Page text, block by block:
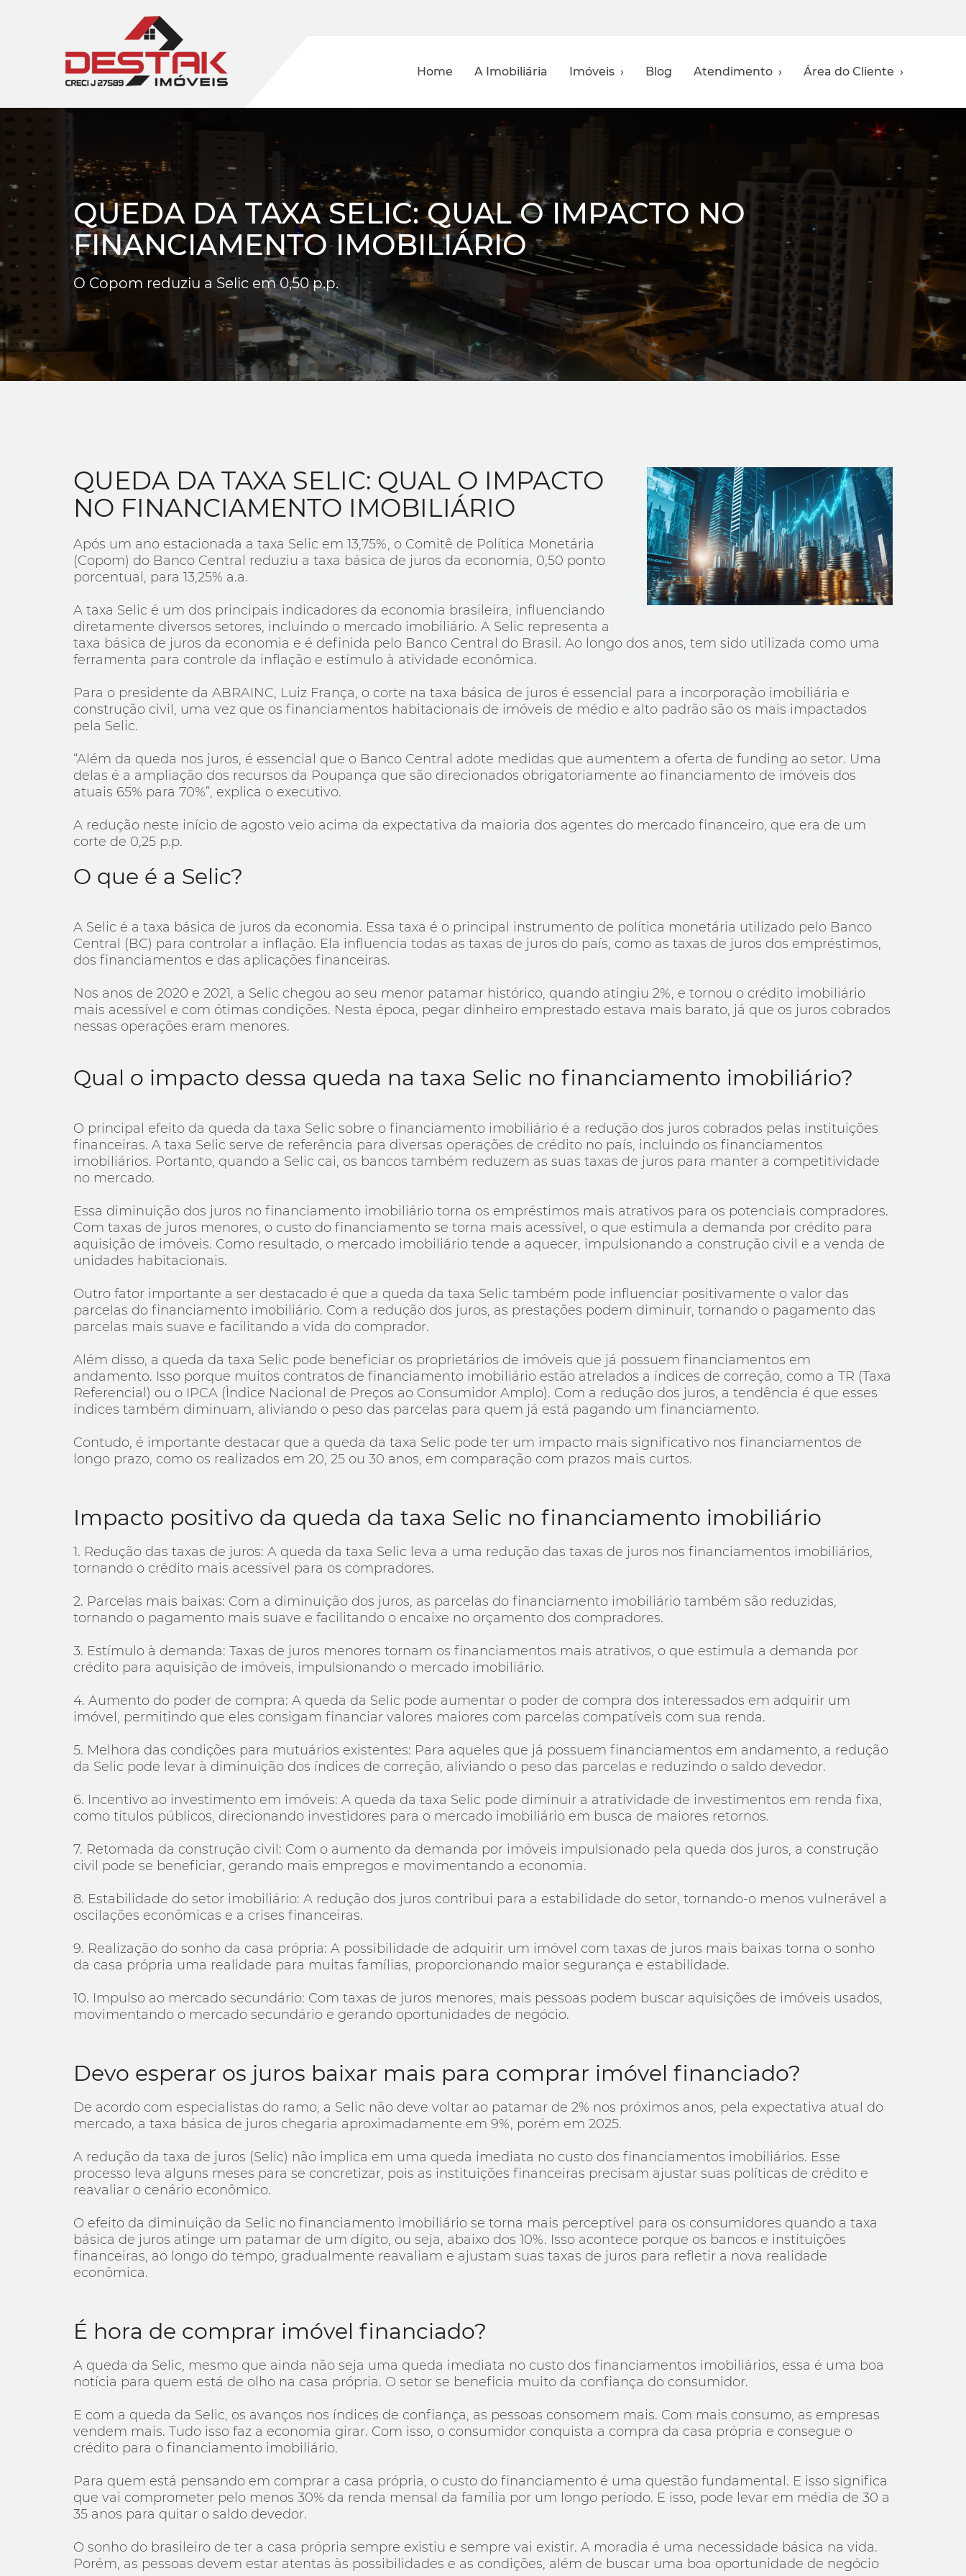
Home A Imobiliária Imóveis › Blog Atendimento › Área do Cliente ›
QUEDA DA TAXA SELIC: QUAL O IMPACTO NO
FINANCIAMENTO IMOBILIÁRIO
O Copom reduziu a Selic em 0,50 p.p.
QUEDA DA TAXA SELIC: QUAL O IMPACTO
NO FINANCIAMENTO IMOBILIÁRIO
Após um ano estacionada a taxa Selic em 13,75%, o Comitê de Política Monetária
(Copom) do Banco Central reduziu a taxa básica de juros da economia, 0,50 ponto
porcentual, para 13,25% a.a.
A taxa Selic é um dos principais indicadores da economia brasileira, influenciando
diretamente diversos setores, incluindo o mercado imobiliário. A Selic representa a
taxa básica de juros da economia e é definida pelo Banco Central do Brasil. Ao longo dos anos, tem sido utilizada como uma
ferramenta para controle da inflação e estímulo à atividade econômica.
Para o presidente da ABRAINC, Luiz França, o corte na taxa básica de juros é essencial para a incorporação imobiliária e
construção civil, uma vez que os financiamentos habitacionais de imóveis de médio e alto padrão são os mais impactados
pela Selic.
“Além da queda nos juros, é essencial que o Banco Central adote medidas que aumentem a oferta de funding ao setor. Uma
delas é a ampliação dos recursos da Poupança que são direcionados obrigatoriamente ao financiamento de imóveis dos
atuais 65% para 70%”, explica o executivo.
A redução neste início de agosto veio acima da expectativa da maioria dos agentes do mercado financeiro, que era de um
corte de 0,25 p.p.
O que é a Selic?
A Selic é a taxa básica de juros da economia. Essa taxa é o principal instrumento de política monetária utilizado pelo Banco
Central (BC) para controlar a inflação. Ela influencia todas as taxas de juros do país, como as taxas de juros dos empréstimos,
dos financiamentos e das aplicações financeiras.
Nos anos de 2020 e 2021, a Selic chegou ao seu menor patamar histórico, quando atingiu 2%, e tornou o crédito imobiliário
mais acessível e com ótimas condições. Nesta época, pegar dinheiro emprestado estava mais barato, já que os juros cobrados
nessas operações eram menores.
Qual o impacto dessa queda na taxa Selic no financiamento imobiliário?
O principal efeito da queda da taxa Selic sobre o financiamento imobiliário é a redução dos juros cobrados pelas instituições
financeiras. A taxa Selic serve de referência para diversas operações de crédito no país, incluindo os financiamentos
imobiliários. Portanto, quando a Selic cai, os bancos também reduzem as suas taxas de juros para manter a competitividade
no mercado.
Essa diminuição dos juros no financiamento imobiliário torna os empréstimos mais atrativos para os potenciais compradores.
Com taxas de juros menores, o custo do financiamento se torna mais acessível, o que estimula a demanda por crédito para
aquisição de imóveis. Como resultado, o mercado imobiliário tende a aquecer, impulsionando a construção civil e a venda de
unidades habitacionais.
Outro fator importante a ser destacado é que a queda da taxa Selic também pode influenciar positivamente o valor das
parcelas do financiamento imobiliário. Com a redução dos juros, as prestações podem diminuir, tornando o pagamento das
parcelas mais suave e facilitando a vida do comprador.
Além disso, a queda da taxa Selic pode beneficiar os proprietários de imóveis que já possuem financiamentos em
andamento. Isso porque muitos contratos de financiamento imobiliário estão atrelados a índices de correção, como a TR (Taxa
Referencial) ou o IPCA (Ìndice Nacional de Preços ao Consumidor Amplo). Com a redução dos juros, a tendência é que esses
índices também diminuam, aliviando o peso das parcelas para quem já está pagando um financiamento.
Contudo, é importante destacar que a queda da taxa Selic pode ter um impacto mais significativo nos financiamentos de
longo prazo, como os realizados em 20, 25 ou 30 anos, em comparação com prazos mais curtos.
Impacto positivo da queda da taxa Selic no financiamento imobiliário
1. Redução das taxas de juros: A queda da taxa Selic leva a uma redução das taxas de juros nos financiamentos imobiliários,
tornando o crédito mais acessível para os compradores.
2. Parcelas mais baixas: Com a diminuição dos juros, as parcelas do financiamento imobiliário também são reduzidas,
tornando o pagamento mais suave e facilitando o encaixe no orçamento dos compradores.
3. Estímulo à demanda: Taxas de juros menores tornam os financiamentos mais atrativos, o que estimula a demanda por
crédito para aquisição de imóveis, impulsionando o mercado imobiliário.
4. Aumento do poder de compra: A queda da Selic pode aumentar o poder de compra dos interessados em adquirir um
imóvel, permitindo que eles consigam financiar valores maiores com parcelas compatíveis com sua renda.
5. Melhora das condições para mutuários existentes: Para aqueles que já possuem financiamentos em andamento, a redução
da Selic pode levar à diminuição dos índices de correção, aliviando o peso das parcelas e reduzindo o saldo devedor.
6. Incentivo ao investimento em imóveis: A queda da taxa Selic pode diminuir a atratividade de investimentos em renda fixa,
como títulos públicos, direcionando investidores para o mercado imobiliário em busca de maiores retornos.
7. Retomada da construção civil: Com o aumento da demanda por imóveis impulsionado pela queda dos juros, a construção
civil pode se beneficiar, gerando mais empregos e movimentando a economia.
8. Estabilidade do setor imobiliário: A redução dos juros contribui para a estabilidade do setor, tornando-o menos vulnerável a
oscilações econômicas e a crises financeiras.
9. Realização do sonho da casa própria: A possibilidade de adquirir um imóvel com taxas de juros mais baixas torna o sonho
da casa própria uma realidade para muitas famílias, proporcionando maior segurança e estabilidade.
10. Impulso ao mercado secundário: Com taxas de juros menores, mais pessoas podem buscar aquisições de imóveis usados,
movimentando o mercado secundário e gerando oportunidades de negócio.
Devo esperar os juros baixar mais para comprar imóvel financiado?
De acordo com especialistas do ramo, a Selic não deve voltar ao patamar de 2% nos próximos anos, pela expectativa atual do
mercado, a taxa básica de juros chegaria aproximadamente em 9%, porém em 2025.
A redução da taxa de juros (Selic) não implica em uma queda imediata no custo dos financiamentos imobiliários. Esse
processo leva alguns meses para se concretizar, pois as instituições financeiras precisam ajustar suas políticas de crédito e
reavaliar o cenário econômico.
O efeito da diminuição da Selic no financiamento imobiliário se torna mais perceptível para os consumidores quando a taxa
básica de juros atinge um patamar de um dígito, ou seja, abaixo dos 10%. Isso acontece porque os bancos e instituições
financeiras, ao longo do tempo, gradualmente reavaliam e ajustam suas taxas de juros para refletir a nova realidade
econômica.
É hora de comprar imóvel financiado?
A queda da Selic, mesmo que ainda não seja uma queda imediata no custo dos financiamentos imobiliários, essa é uma boa
notícia para quem está de olho na casa própria. O setor se beneficia muito da confiança do consumidor.
E com a queda da Selic, os avanços nos índices de confiança, as pessoas consomem mais. Com mais consumo, as empresas
vendem mais. Tudo isso faz a economia girar. Com isso, o consumidor conquista a compra da casa própria e consegue o
crédito para o financiamento imobiliário.
Para quem está pensando em comprar a casa própria, o custo do financiamento é uma questão fundamental. E isso significa
que vai comprometer pelo menos 30% da renda mensal da família por um longo período. E isso, pode levar em média de 30 a
35 anos para quitar o saldo devedor.
O sonho do brasileiro de ter a casa própria sempre existiu e sempre vai existir. A moradia é uma necessidade básica na vida.
Porém, as pessoas devem estar atentas às possibilidades e as condições, além de buscar uma boa oportunidade de negócio